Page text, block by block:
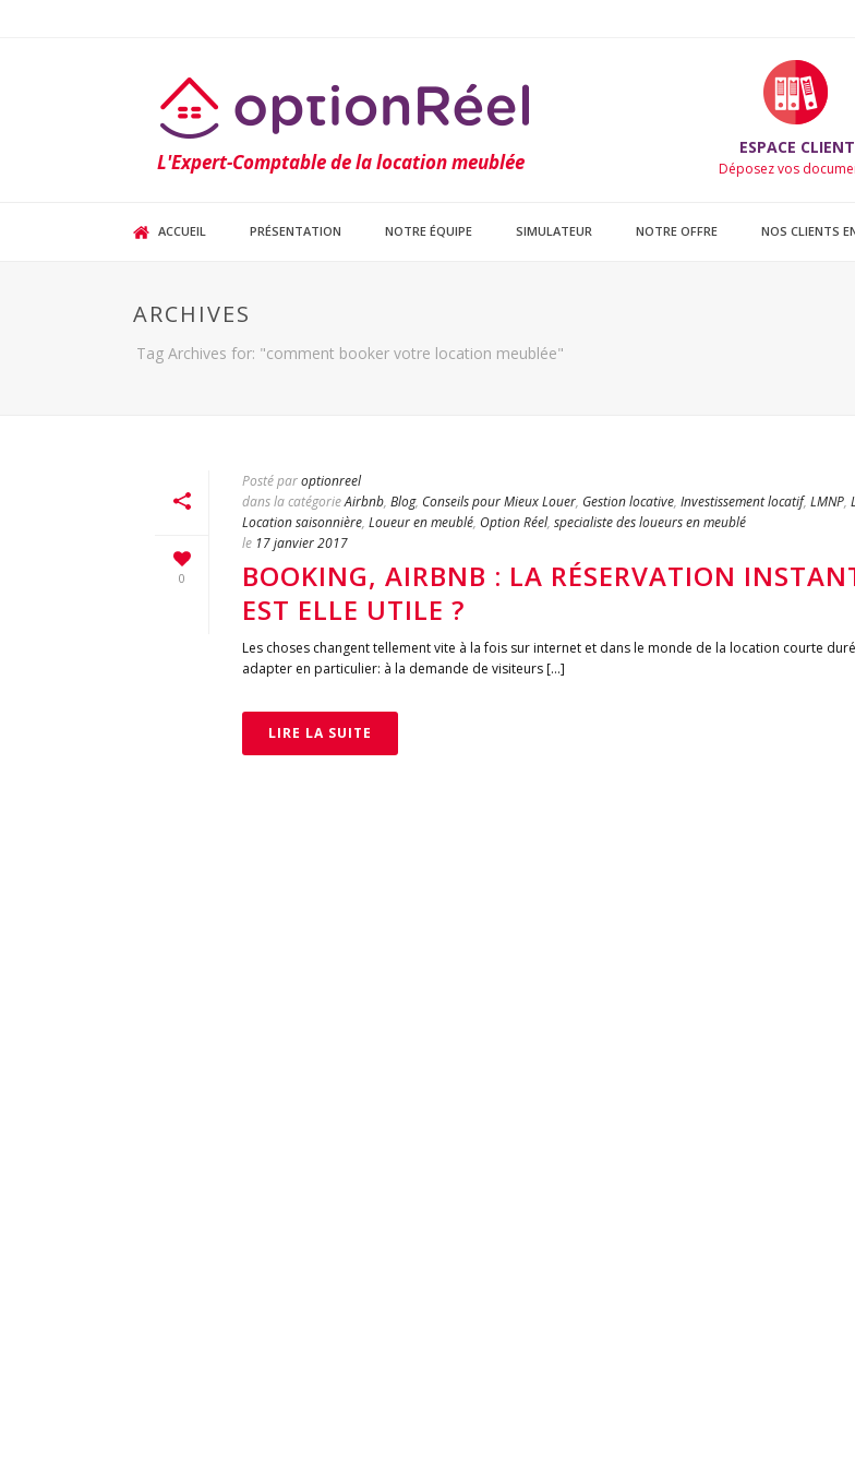
L'Expert-Comptable de la location meublée
ESPACE CLIENT
Déposez vos
ACCUEIL PRÉSENTATION NOTRE ÉQUIPE SIMULATEUR NOTRE OFFRE NOS CLIENTS
ARCHIVES
Tag Archives for: "comment booker votre location meublée"
0
Posté paroptionreel
dans la catégorieAirbnb, Blog, Conseils pour Mieux Louer, Gestion locative, Investissement locatif, LMNP,
Location saisonnière, Loueur en meublé, Option Réel, specialiste des loueurs en meublé
le 17 janvier 2017
BOOKING, AIRBNB : LA RÉSERVATION
EST ELLE UTILE ?
Les choses changent tellement vite à la fois sur internet et dans le monde de la location courte
adapter en particulier: à la demande de visiteurs […]
LIRE LA SUITE